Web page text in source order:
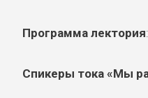
Программа лектория
Спикеры тока «Мы